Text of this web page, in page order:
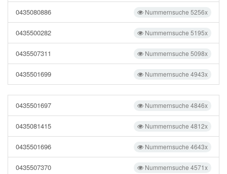
Nummernsuche 5256x
0435080886
Nummernsuche 5195x
0435500282
Nummernsuche 5098x
0435507311
Nummernsuche 4943x
0435501699
Nummernsuche 4846x
0435501697
Nummernsuche 4812x
0435081415
Nummernsuche 4643x
0435501696
Nummernsuche 4571x
0435507370